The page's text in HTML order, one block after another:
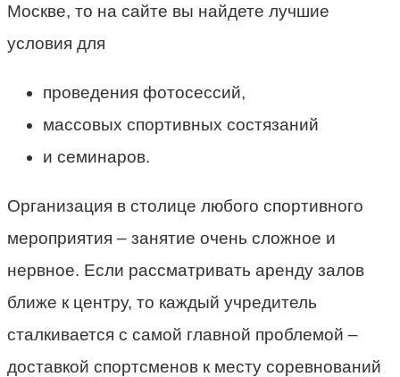
Москве, то на сайте вы найдете лучшие
условия для
проведения фотосессий,
массовых спортивных состязаний
и семинаров.
Организация в столице любого спортивного
мероприятия – занятие очень сложное и
нервное. Если рассматривать аренду залов
ближе к центру, то каждый учредитель
сталкивается с самой главной проблемой –
доставкой спортсменов к месту соревнований